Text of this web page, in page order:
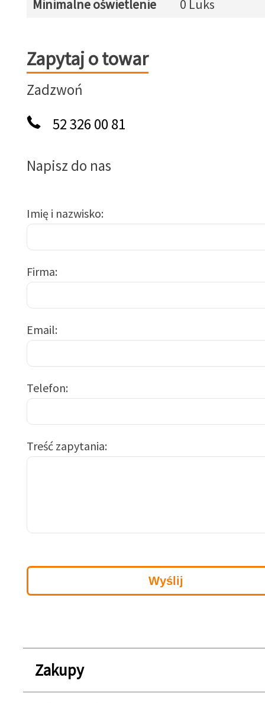
Minimalne oświetlenie 0 Luks
Zapytaj o towar
Zapytaj o towar
Zadzwoń
52 326 00 81
Napisz do nas
Imię i nazwisko
Firma
Email
Telefon
Treść zapytania
Zakupy